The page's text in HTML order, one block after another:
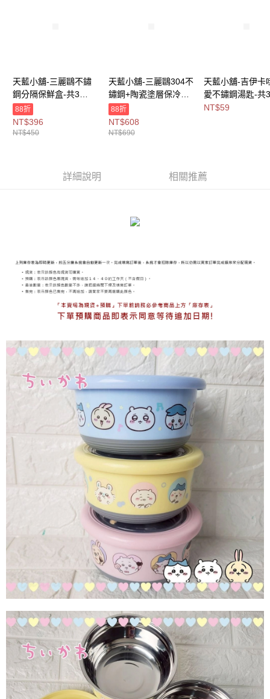
每筆NT$80，滿NT$1,000(含以上)免運費
宅配
每筆NT$100，滿NT$1,000(含以上)免運費
天藍小舖-三麗鷗不鏽
鋼分隔保鮮盒-共3
色-$450【A11115910
】
88折
NT$396
NT$450
天藍小舖-三麗鷗304不
鏽鋼+陶瓷塗層保冷杯
850ML(附杯套)-共4
色-$690【A11115658
】
88折
NT$608
NT$690
天藍小舖-吉伊卡
愛不鏽鋼湯匙-共3
色-$59【
NT$59
詳細說明 相關推薦